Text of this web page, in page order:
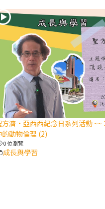
方濟·亞西西紀念日系列活動 ~~
的動物倫理 (2)
0 位瀏覽
成長與學習